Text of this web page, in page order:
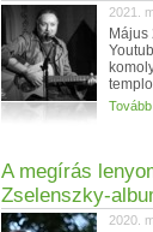
2021.
Tovább
A megírás
Zselenszky-
2020.